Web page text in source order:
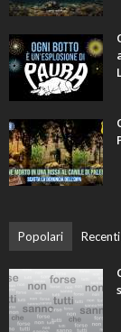
Popolari Recenti